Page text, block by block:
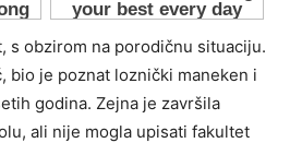
s obzirom na porodičnu situaciju.
bio je poznat loznički maneken i
godina. Zejna je završila
ali nije mogla upisati fakultet